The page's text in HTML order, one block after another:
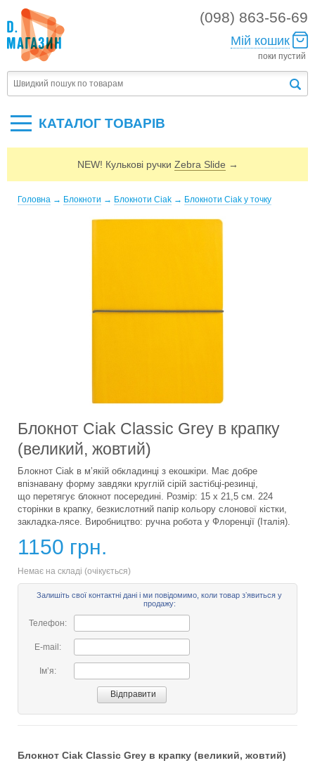
(098) 863-56-69
Мій кошик
поки пустий
КАТАЛОГ ТОВАРIВ
NEW! Кулькові ручки Zebra Slide →
Головна → Блокноти → Блокноти Ciak → Блокноти Ciak у точку
Блокнот Ciak Classic Grey в крапку
(великий, жовтий)
Блокнот Ciak в мʼякій обкладинці з екошкіри. Має добре
впізнавану форму завдяки круглій сірій застібці-резинці,
що перетягує блокнот посередині. Розмір: 15 х 21,5 см. 224
сторінки в крапку, безкислотний папір кольору слонової кістки,
закладка-лясе. Виробництво: ручна робота у Флоренції (Італія).
1150 грн.
Немає на складі (очікується)
Залишіть свої контактні дані і ми повідомимо, коли товар зʼявиться у
продажу:
Телефон:
E-mail:
Імʼя:
Блокнот Ciak Classic Grey в крапку (великий, жовтий)